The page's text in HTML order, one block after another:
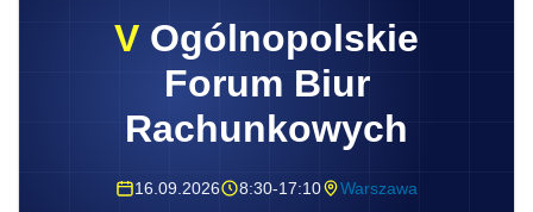
V Ogólnopolskie
Forum Biur
Rachunkowych
16.09.2026 8:30-17:10 Warszawa